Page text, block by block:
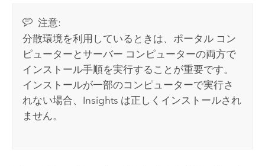
注意:
分散環境を利用しているときは、ポータル コン
ピューターとサーバー コンピューターの両方で
インストール手順を実行することが重要です。
インストールが一部のコンピューターで実行さ
れない場合、 Insights は正しくインストールされ
ません。